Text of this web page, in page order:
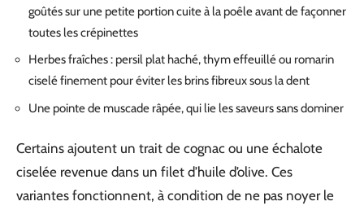
goûtés sur une petite portion cuite à la poêle avant de façonner
toutes les crépinettes
Herbes fraîches : persil plat haché, thym effeuillé ou romarin
ciselé finement pour éviter les brins fibreux sous la dent
Une pointe de muscade râpée, qui lie les saveurs sans dominer
Certains ajoutent un trait de cognac ou une échalote
ciselée revenue dans un filet d’huile d’olive. Ces
variantes fonctionnent, à condition de ne pas noyer le